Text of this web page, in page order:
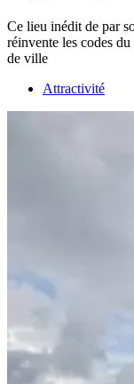
Ce lieu inédit de par
réinvente les codes
de ville
Attractivité